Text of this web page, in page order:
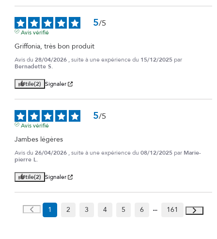
5/5
Avis vérifié
Griffonia, très bon produit
Avis du 28/04/2026 , suite à une expérience du 15/12/2025 par
Bernadette S.
Utile(2) Signaler
5/5
Avis vérifié
Jambes légères
Avis du 26/04/2026 , suite à une expérience du 08/12/2025 par Marie-
pierre L.
Utile(2) Signaler
1 2 3 4 5 6 161